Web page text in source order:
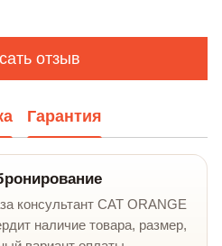
отзыв
Гарантия
консультант CAT ORANGE
наличие товара, размер,